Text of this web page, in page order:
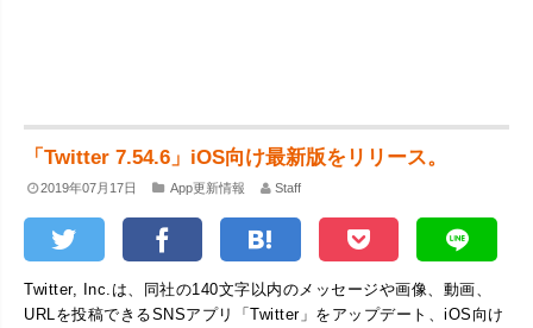
「Twitter 7.54.6」iOS向け最新版をリリース。
2019年07月17日 App更新情報 Staff
Twitter, Inc.は、同社の140文字以内のメッセージや画像、動画、
URLを投稿できるSNSアプリ「Twitter」をアップデート、iOS向け